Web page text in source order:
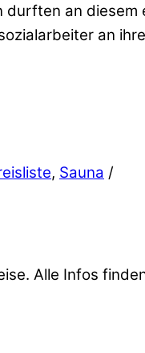
durften an
an
, Sauna /
Alle Infos